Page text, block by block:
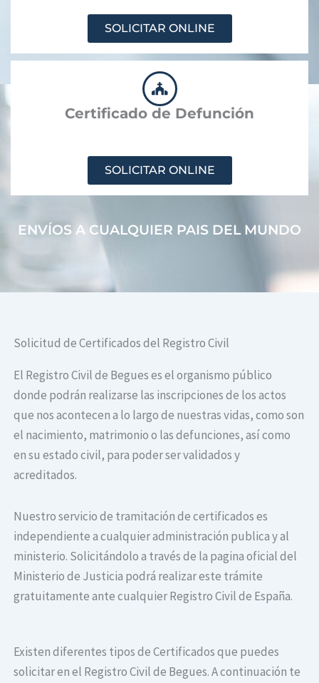
SOLICITAR ONLINE
Certificado de Defunción
SOLICITAR ONLINE
ENVÍOS A CUALQUIER PAIS DEL MUNDO
Solicitud de Certificados del Registro Civil
El Registro Civil de Begues es el organismo público
donde podrán realizarse las inscripciones de los actos
que nos acontecen a lo largo de nuestras vidas, como son
el nacimiento, matrimonio o las defunciones, así como
en su estado civil, para poder ser validados y
acreditados.
Nuestro servicio de tramitación de certificados es
independiente a cualquier administración publica y al
ministerio. Solicitándolo a través de la pagina oficial del
Ministerio de Justicia podrá realizar este trámite
gratuitamente ante cualquier Registro Civil de España.
Existen diferentes tipos de Certificados que puedes
solicitar en el Registro Civil de Begues. A continuación te